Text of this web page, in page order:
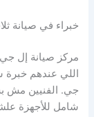
خبراء في صيانة
مركز صيانة إل
اللي عندهم خبرة
جي. الفنيين مش
شامل للأجهزة